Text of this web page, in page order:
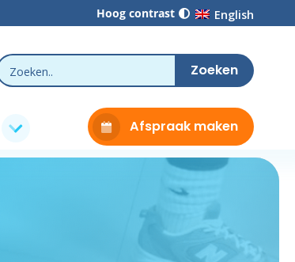
Hoog contrast English
Afspraak maken